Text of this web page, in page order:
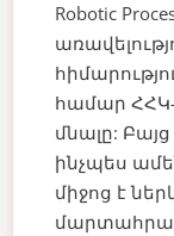
Robotic
համար
մնալը:
ինչպես
միջոց է